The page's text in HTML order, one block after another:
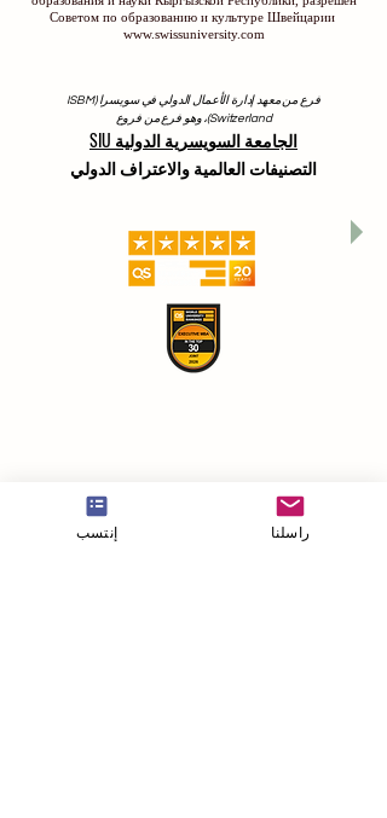
Советом по образованию и культуре Швейцарии
www.swissuniversity.com
فرع من معهد إدارة الأعمال الدولي في سويسرا (ISBM
Switzerland)، وهو فرع من فروع
الجامعة السويسرية الدولية SIU
التصنيفات العالمية والاعتراف الدولي
إنتسب راسلنا